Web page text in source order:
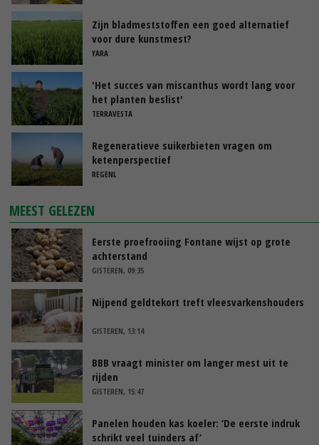
Zijn bladmeststoffen een goed alternatief
voor dure kunstmest?
YARA
'Het succes van miscanthus wordt lang voor
het planten beslist'
TERRAVESTA
Regeneratieve suikerbieten vragen om
ketenperspectief
REGENL
MEEST GELEZEN
Eerste proefrooiing Fontane wijst op grote
achterstand
GISTEREN, 09:35
Nijpend geldtekort treft vleesvarkenshouders
GISTEREN, 13:14
BBB vraagt minister om langer mest uit te
rijden
GISTEREN, 15:47
Panelen houden kas koeler: ‘De eerste indruk
schrikt veel tuinders af’